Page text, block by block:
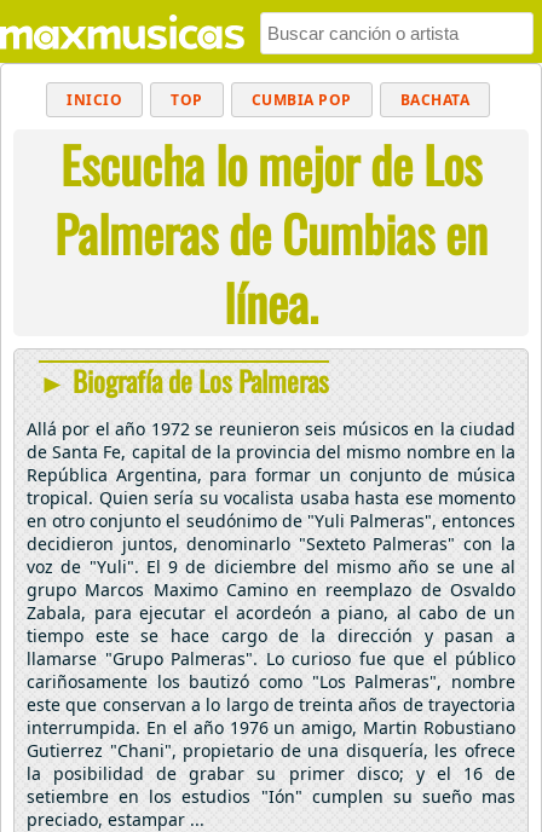
INICIO TOP CUMBIA POP BACHATA
POP MUSICA CRISTIANA REGGAETON
BALADAS ALTERNATIVO ELECTRÓNICA
CUMBIAS
Escucha lo mejor de Los
Palmeras de Cumbias en
línea.
► Biografía de Los Palmeras
Allá por el año 1972 se reunieron seis músicos en la ciudad
de Santa Fe, capital de la provincia del mismo nombre en la
República Argentina, para formar un conjunto de música
tropical. Quien sería su vocalista usaba hasta ese momento
en otro conjunto el seudónimo de "Yuli Palmeras", entonces
decidieron juntos, denominarlo "Sexteto Palmeras" con la
voz de "Yuli". El 9 de diciembre del mismo año se une al
grupo Marcos Maximo Camino en reemplazo de Osvaldo
Zabala, para ejecutar el acordeón a piano, al cabo de un
tiempo este se hace cargo de la dirección y pasan a
llamarse "Grupo Palmeras". Lo curioso fue que el público
cariñosamente los bautizó como "Los Palmeras", nombre
este que conservan a lo largo de treinta años de trayectoria
interrumpida. En el año 1976 un amigo, Martin Robustiano
Gutierrez "Chani", propietario de una disquería, les ofrece
la posibilidad de grabar su primer disco; y el 16 de
setiembre en los estudios "Ión" cumplen su sueño mas
preciado, estampar ...